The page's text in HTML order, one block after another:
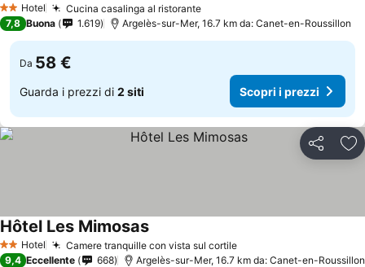
2 StelleHotel Cucina casalinga al ristorante
7,8 Buona 1.619 Argelès-sur-Mer, 16.7 km da: Canet-en-Roussillon
Da 58 €
Guarda i prezzi di 2 siti Scopri i prezzi
Condividi
2 StelleHotel Camere tranquille con vista sul cortile
Hôtel Les Mimosas
9,4 Eccellente 668 Argelès-sur-Mer, 16.7 km da: Canet-en-Roussillon